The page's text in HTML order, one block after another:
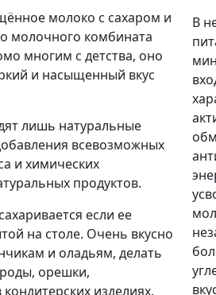
молоко с сахаром и
молочного комбината
многим с детства, оно
и насыщенный вкус
лишь натуральные
всевозможных
и химических
продуктов.
если ее
на столе. Очень вкусно
и оладьям, делать
орешки,
изделиях.
В